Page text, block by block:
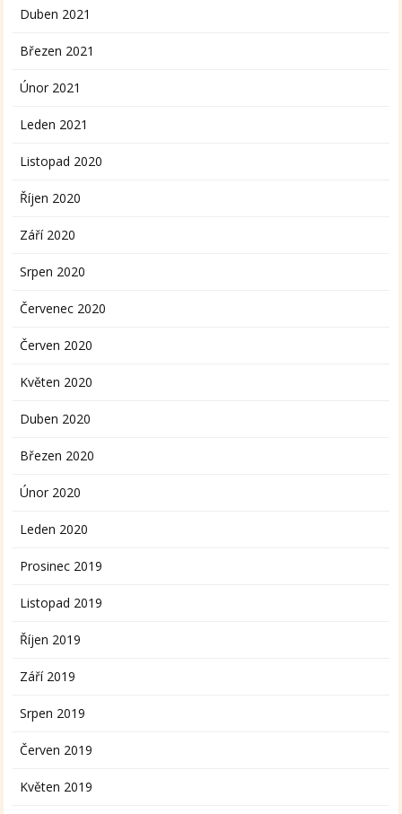
Duben 2021
Březen 2021
Únor 2021
Leden 2021
Listopad 2020
Říjen 2020
Září 2020
Srpen 2020
Červenec 2020
Červen 2020
Květen 2020
Duben 2020
Březen 2020
Únor 2020
Leden 2020
Prosinec 2019
Listopad 2019
Říjen 2019
Září 2019
Srpen 2019
Červen 2019
Květen 2019